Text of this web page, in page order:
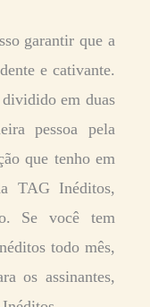
garantir que a
e cativante.
em duas
pessoa pela
que tenho em
TAG Inéditos,
Se você tem
todo mês,
os assinantes,